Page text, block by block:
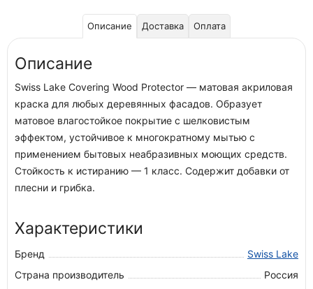
Описание Доставка Оплата
Описание
Swiss Lake Covering Wood Protector — матовая акриловая
краска для любых деревянных фасадов. Образует
матовое влагостойкое покрытие с шелковистым
эффектом, устойчивое к многократному мытью с
применением бытовых неабразивных моющих средств.
Стойкость к истиранию — 1 класс. Содержит добавки от
плесни и грибка.
Характеристики
Бренд
Swiss Lake
Страна производитель
Россия